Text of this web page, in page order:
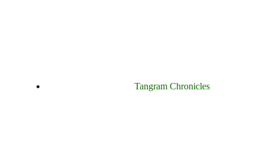
Tangram Chronicles